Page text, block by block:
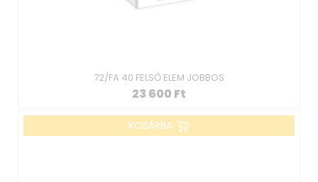
72/FA 40 FELSŐ ELEM JOBBOS
23 600 Ft
KOSÁRBA